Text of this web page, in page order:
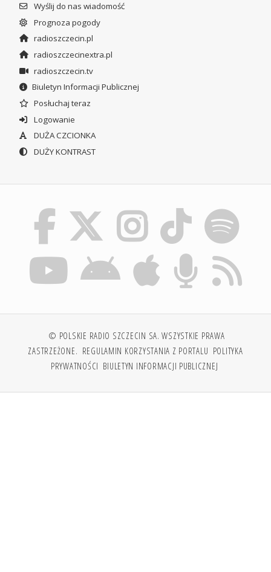
Wyślij do nas wiadomość
Prognoza pogody
radioszczecin.pl
radioszczecinextra.pl
radioszczecin.tv
Biuletyn Informacji Publicznej
Posłuchaj teraz
Logowanie
DUŻA CZCIONKA
DUŻY KONTRAST
© POLSKIE RADIO SZCZECIN SA. WSZYSTKIE PRAWA
ZASTRZEŻONE. REGULAMIN KORZYSTANIA Z PORTALU POLITYKA
PRYWATNOŚCI BIULETYN INFORMACJI PUBLICZNEJ